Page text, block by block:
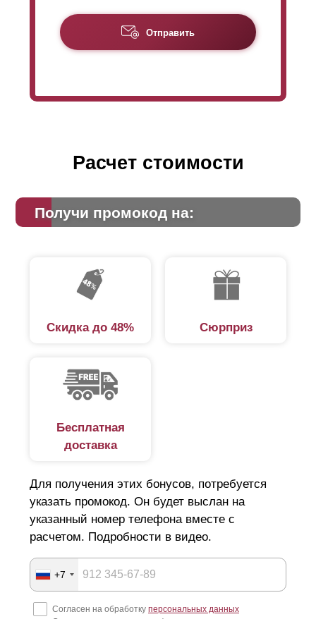
Отправить
Расчет стоимости
Получи промокод на:
Скидка до 48% Сюрприз
Бесплатная
доставка
Для получения этих бонусов, потребуется
указать промокод. Он будет выслан на
указанный номер телефона вместе с
расчетом. Подробности в видео.
+7
Согласен на обработку персональных данных